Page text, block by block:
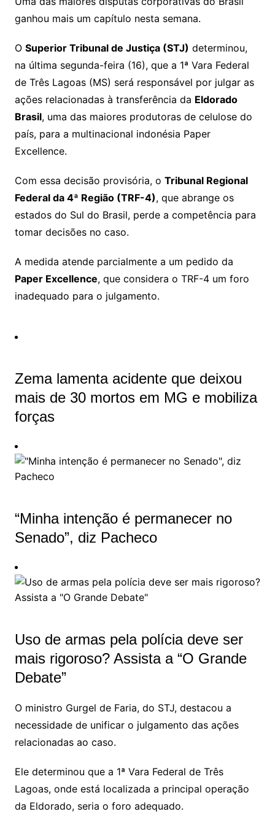
Li
n
k
A
p
p
a
m
dI
n
Cl
a
s
sr
o
s
s
a
g
e
lo
o
k.
c
o
m
y
p
e
h
o
o
M
ai
l
e
a
d
s
ai
l
ar
e
ganhou mais um capítulo nesta semana.
O Superior Tribunal de Justiça (STJ) determinou,
na última segunda-feira (16), que a 1ª Vara Federal
de Três Lagoas (MS) será responsável por julgar as
ações relacionadas à transferência da Eldorado
Brasil, uma das maiores produtoras de celulose do
país, para a multinacional indonésia Paper
Excellence.
Com essa decisão provisória, o Tribunal Regional
Federal da 4ª Região (TRF-4), que abrange os
estados do Sul do Brasil, perde a competência para
tomar decisões no caso.
A medida atende parcialmente a um pedido da
Paper Excellence, que considera o TRF-4 um foro
inadequado para o julgamento.
Zema lamenta acidente que deixou
mais de 30 mortos em MG e mobiliza
forças
“Minha intenção é permanecer no
Senado”, diz Pacheco
Uso de armas pela polícia deve ser
mais rigoroso? Assista a “O Grande
Debate”
O ministro Gurgel de Faria, do STJ, destacou a
necessidade de unificar o julgamento das ações
relacionadas ao caso.
Ele determinou que a 1ª Vara Federal de Três
Lagoas, onde está localizada a principal operação
da Eldorado, seria o foro adequado.